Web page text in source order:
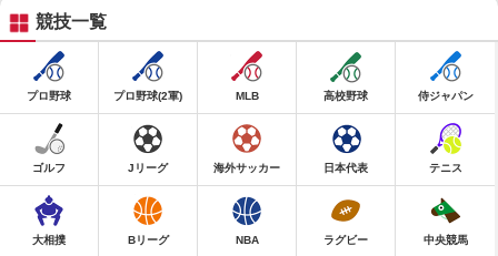
競技一覧
プロ野球 プロ野球(2軍) MLB 高校野球 侍ジャパン
ゴルフ Jリーグ 海外サッカー 日本代表 テニス
大相撲 Bリーグ NBA ラグビー 中央競馬